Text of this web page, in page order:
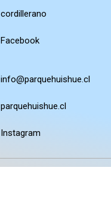
cordillerano
Facebook
info@parquehuishue.cl
parquehuishue.cl
Instagram